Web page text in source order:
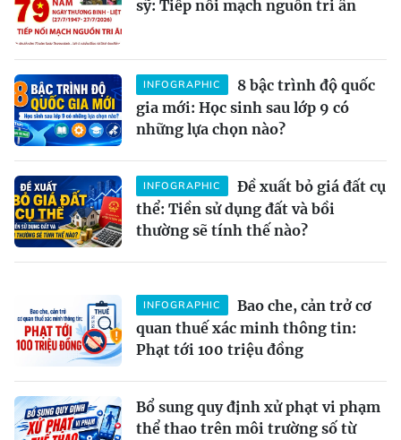
sỹ: Tiếp nối mạch nguồn tri ân
INFOGRAPHIC
8 bậc trình độ quốc
gia mới: Học sinh sau lớp 9 có
những lựa chọn nào?
INFOGRAPHIC
Đề xuất bỏ giá đất cụ
thể: Tiền sử dụng đất và bồi
thường sẽ tính thế nào?
INFOGRAPHIC
Bao che, cản trở cơ
quan thuế xác minh thông tin:
Phạt tới 100 triệu đồng
Bổ sung quy định xử phạt vi phạm
thể thao trên môi trường số từ